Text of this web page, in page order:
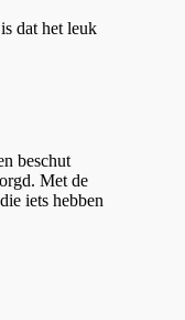
dat het leuk
beschut
Met de
iets hebben